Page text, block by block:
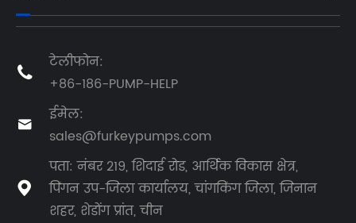

टेलीफोन:
+86-186-PUMP-HELP

ईमेल:
sales@furkeypumps.com

पता: नंबर 219, शिदाई रोड, आर्थिक विकास क्षेत्र,
पिंगन उप-जिला कार्यालय, चांगकिंग जिला, जिनान
शहर, शेडोंग प्रांत, चीन